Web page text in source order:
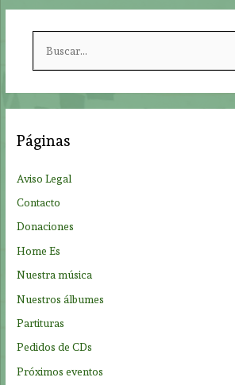
r
:
Páginas
Aviso Legal
Contacto
Donaciones
Home Es
Nuestra música
Nuestros álbumes
Partituras
Pedidos de CDs
Próximos eventos